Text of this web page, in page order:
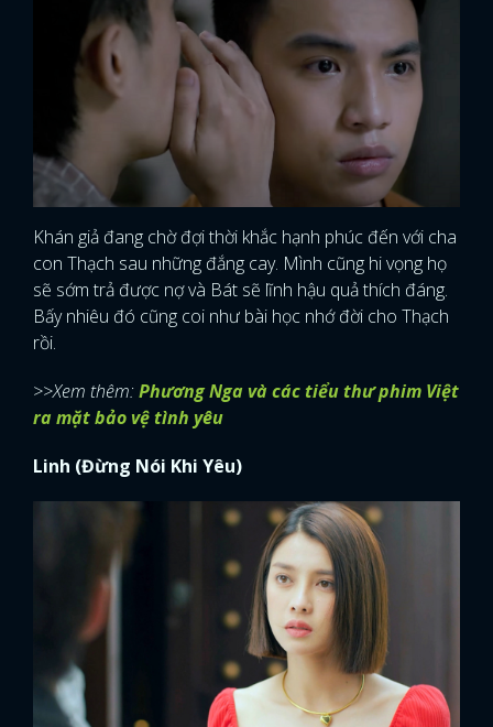
Khán giả đang chờ đợi thời khắc hạnh phúc đến với cha
con Thạch sau những đắng cay. Mình cũng hi vọng họ
sẽ sớm trả được nợ và Bát sẽ lĩnh hậu quả thích đáng.
Bấy nhiêu đó cũng coi như bài học nhớ đời cho Thạch
rồi.
>>Xem thêm:Phương Nga và các tiểu thư phim Việt
ra mặt bảo vệ tình yêu
Linh (Đừng Nói Khi Yêu)